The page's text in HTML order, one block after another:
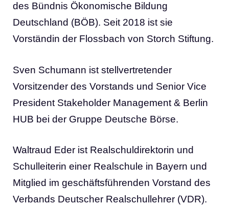
des Bündnis Ökonomische Bildung
Deutschland (BÖB). Seit 2018 ist sie
Vorständin der Flossbach von Storch Stiftung.
Sven Schumann ist stellvertretender
Vorsitzender des Vorstands und Senior Vice
President Stakeholder Management & Berlin
HUB bei der Gruppe Deutsche Börse.
Waltraud Eder ist Realschuldirektorin und
Schulleiterin einer Realschule in Bayern und
Mitglied im geschäftsführenden Vorstand des
Verbands Deutscher Realschullehrer (VDR).